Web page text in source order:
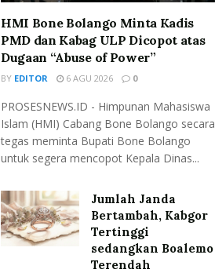
HMI Bone Bolango Minta Kadis
PMD dan Kabag ULP Dicopot atas
Dugaan “Abuse of Power”
BY EDITOR 6 AGU 2026 0
PROSESNEWS.ID - Himpunan Mahasiswa
Islam (HMI) Cabang Bone Bolango secara
tegas meminta Bupati Bone Bolango
untuk segera mencopot Kepala Dinas...
Jumlah Janda
Bertambah, Kabgor
Tertinggi
sedangkan Boalemo
Terendah